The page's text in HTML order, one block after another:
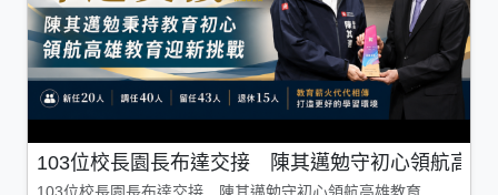
103位校長園長布達交接 陳其邁勉守初心領航高雄
103位校長園長布達交接 陳其邁勉守初心領航高雄教育